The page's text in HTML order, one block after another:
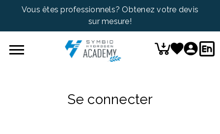
Vous êtes professionnels? Obtenez votre devis
sur mesure!
Se connecter